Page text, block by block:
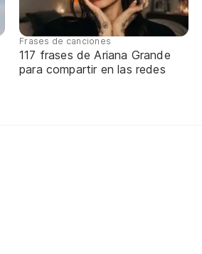
Frases de canciones
117 frases de Ariana Grande
para compartir en las redes